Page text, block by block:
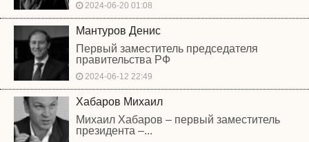
2024-06-20 01:08
Мантуров Денис
Первый заместитель председателя
правительства РФ
2024-06-12 22:49
Хабаров Михаил
Михаил Хабаров – первый заместитель
президента –...